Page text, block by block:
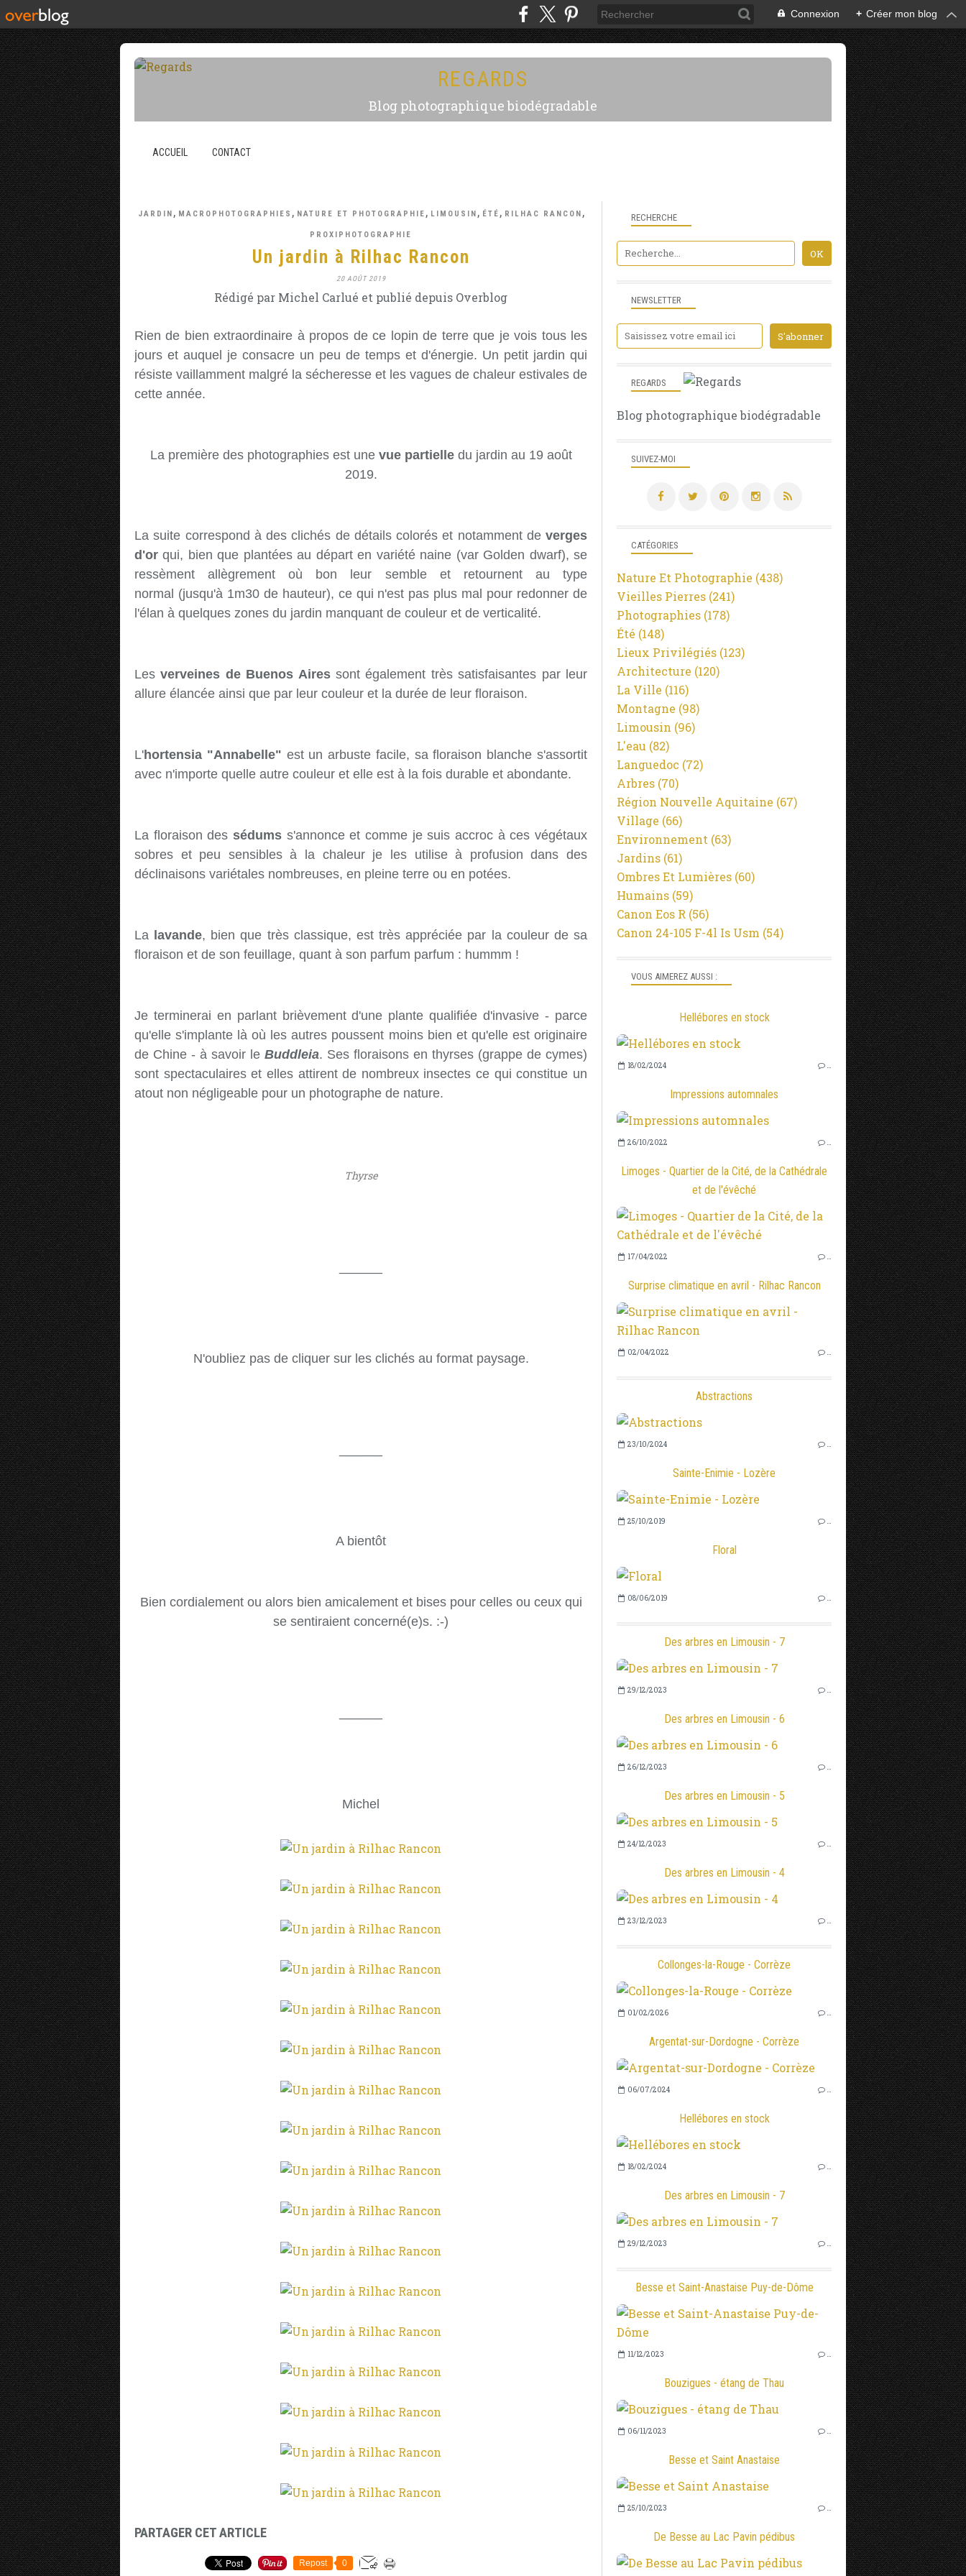
Connexion + Créer mon blog
REGARDS
Blog photographique biodégradable
ACCUEIL CONTACT
JARDIN , MACROPHOTOGRAPHIES , NATURE ET PHOTOGRAPHIE , LIMOUSIN , ÉTÉ , RILHAC RANCON ,
PROXIPHOTOGRAPHIE
Un jardin à Rilhac Rancon
20 AOÛT 2019
Rédigé par Michel Carlué et publié depuis Overblog
Rien de bien extraordinaire à propos de ce lopin de terre que je vois tous les
jours et auquel je consacre un peu de temps et d'énergie. Un petit jardin qui
résiste vaillamment malgré la sécheresse et les vagues de chaleur estivales de
cette année.
La première des photographies est une vue partielledu jardin au 19 août
2019.
La suite correspond à des clichés de détails colorés et notamment de verges
d'or qui, bien que plantées au départ en variété naine (var Golden dwarf), se
ressèment allègrement où bon leur semble et retournent au type
normal (jusqu'à 1m30 de hauteur), ce qui n'est pas plus mal pour redonner de
l'élan à quelques zones du jardin manquant de couleur et de verticalité.
Lesverveines de Buenos Airessont également très satisfaisantes par leur
allure élancée ainsi que par leur couleur et la durée de leur floraison.
L'hortensia "Annabelle" est un arbuste facile, sa floraison blanche s'assortit
avec n'importe quelle autre couleur et elle est à la fois durable et abondante.
La floraison des sédums s'annonce et comme je suis accroc à ces végétaux
sobres et peu sensibles à la chaleur je les utilise à profusion dans des
déclinaisons variétales nombreuses, en pleine terre ou en potées.
La lavande, bien que très classique, est très appréciée par la couleur de sa
floraison et de son feuillage, quant à son parfum parfum : hummm !
Je terminerai en parlant brièvement d'une plante qualifiée d'invasive - parce
qu'elle s'implante là où les autres poussent moins bien et qu'elle est originaire
de Chine - à savoir le Buddleia. Ses floraisons en thyrses (grappe de cymes)
sont spectaculaires et elles attirent de nombreux insectes ce qui constitue un
atout non négligeable pour un photographe de nature.
Thyrse
N'oubliez pas de cliquer sur les clichés au format paysage.
A bientôt
Bien cordialement ou alors bien amicalement et bises pour celles ou ceux qui
se sentiraient concerné(e)s. :-)
Michel
PARTAGER CET ARTICLE
Repost 0
NEWSLETTER
SUIVEZ-MOI
RECHERCHE
REGARDS
Blog photographique biodégradable
VOUS AIMEREZ AUSSI :
Hellébores en stock
18/02/2024 …
Impressions automnales
26/10/2022 …
Limoges - Quartier de la Cité, de la Cathédrale
et de l'évêché
17/04/2022 …
Surprise climatique en avril - Rilhac Rancon
02/04/2022 …
Abstractions
23/10/2024 …
Sainte-Enimie - Lozère
25/10/2019 …
Floral
08/06/2019 …
Des arbres en Limousin - 7
29/12/2023 …
Des arbres en Limousin - 6
26/12/2023 …
Des arbres en Limousin - 5
24/12/2023 …
Des arbres en Limousin - 4
23/12/2023 …
Collonges-la-Rouge - Corrèze
01/02/2026 …
Argentat-sur-Dordogne - Corrèze
06/07/2024 …
Hellébores en stock
18/02/2024 …
Des arbres en Limousin - 7
29/12/2023 …
Besse et Saint-Anastaise Puy-de-Dôme
11/12/2023 …
Bouzigues - étang de Thau
06/11/2023 …
Besse et Saint Anastaise
25/10/2023 …
De Besse au Lac Pavin pédibus
CATÉGORIES
Nature Et Photographie (438)
Vieilles Pierres (241)
Photographies (178)
Été (148)
Lieux Privilégiés (123)
Architecture (120)
La Ville (116)
Montagne (98)
Limousin (96)
L'eau (82)
Languedoc (72)
Arbres (70)
Région Nouvelle Aquitaine (67)
Village (66)
Environnement (63)
Jardins (61)
Ombres Et Lumières (60)
Humains (59)
Canon Eos R (56)
Canon 24-105 F-4l Is Usm (54)